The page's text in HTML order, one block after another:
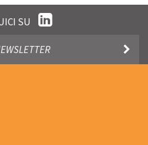
SU